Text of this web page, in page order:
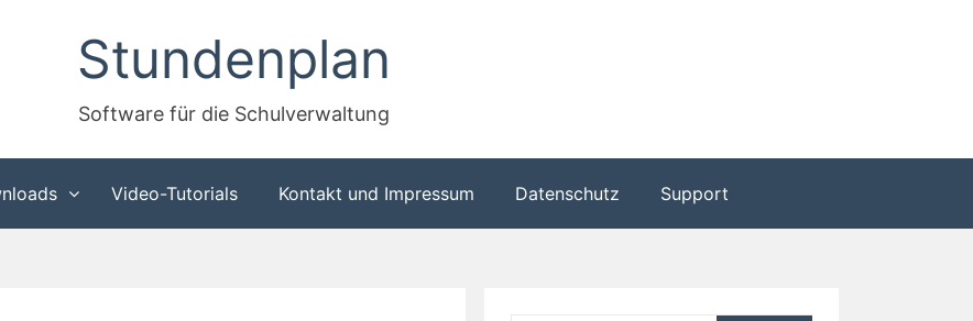
Stundenplan
Software für die Schulverwaltung
Video-Tutorials Kontakt und Impressum Datenschutz Support